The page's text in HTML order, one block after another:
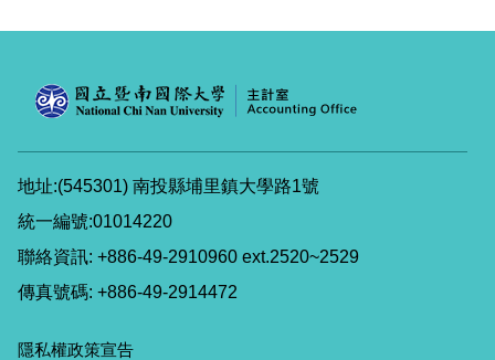
地址:(545301) 南投縣埔里鎮大學路1號
統一編號:01014220
聯絡資訊: +886-49-2910960 ext.2520~2529
傳真號碼: +886-49-2914472
隱私權政策宣告